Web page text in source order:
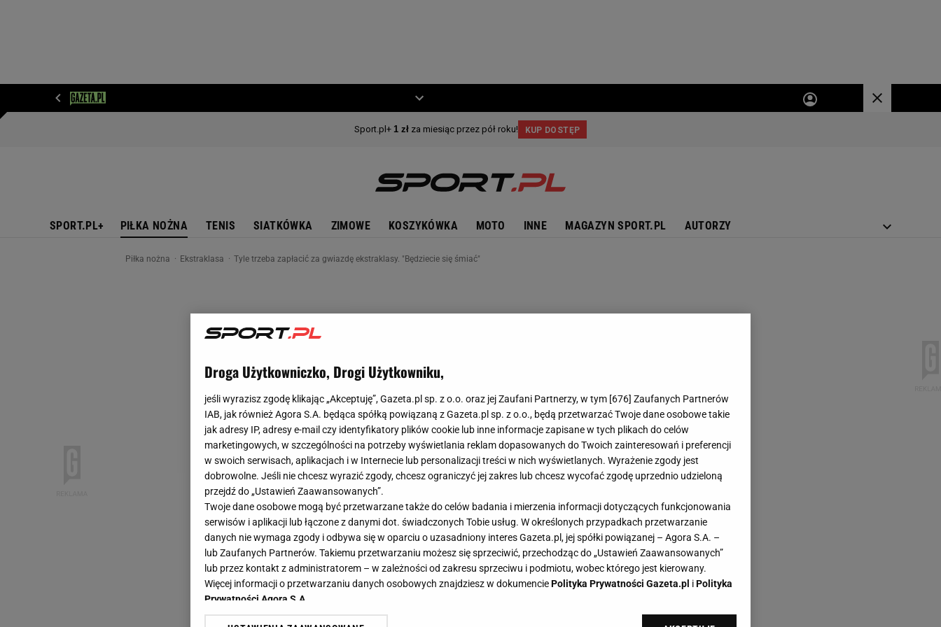
SPORT.PL+ PIŁKA NOŻNA TENIS SIATKÓWKA ZIMOWE KOSZYKÓWKA MOTO INNE MAGAZYN SPORT.PL AUTORZY
Piłka nożna Ekstraklasa Tyle trzeba zapłacić za gwiazdę ekstraklasy. "Będziecie się śmiać"
Droga Użytkowniczko, Drogi Użytkowniku,
jeśli wyrazisz zgodę klikając „Akceptuję”, Gazeta.pl sp. z o.o. oraz jej Zaufani Partnerzy, w tym [676] Zaufanych Partnerów
IAB, jak również Agora S.A. będąca spółką powiązaną z Gazeta.pl sp. z o.o., będą przetwarzać Twoje dane osobowe takie
jak adresy IP, adresy e-mail czy identyfikatory plików cookie lub inne informacje zapisane w tych plikach do celów
marketingowych, w szczególności na potrzeby wyświetlania reklam dopasowanych do Twoich zainteresowań i preferencji
w swoich serwisach, aplikacjach i w Internecie lub personalizacji treści w nich wyświetlanych. Wyrażenie zgody jest
dobrowolne. Jeśli nie chcesz wyrazić zgody, chcesz ograniczyć jej zakres lub chcesz wycofać zgodę uprzednio udzieloną
przejdź do „Ustawień Zaawansowanych”.
Twoje dane osobowe mogą być przetwarzane także do celów badania i mierzenia informacji dotyczących funkcjonowania
serwisów i aplikacji lub łączone z danymi dot. świadczonych Tobie usług. W określonych przypadkach przetwarzanie
danych nie wymaga zgody i odbywa się w oparciu o uzasadniony interes Gazeta.pl, jej spółki powiązanej – Agora S.A. –
lub Zaufanych Partnerów. Takiemu przetwarzaniu możesz się sprzeciwić, przechodząc do „Ustawień Zaawansowanych”
lub przez kontakt z administratorem – w zależności od zakresu sprzeciwu i podmiotu, wobec którego jest kierowany.
Więcej informacji o przetwarzaniu danych osobowych znajdziesz w dokumenciePolityka Prywatności Gazeta.pl iPolityka
Prywatności Agora S.A.